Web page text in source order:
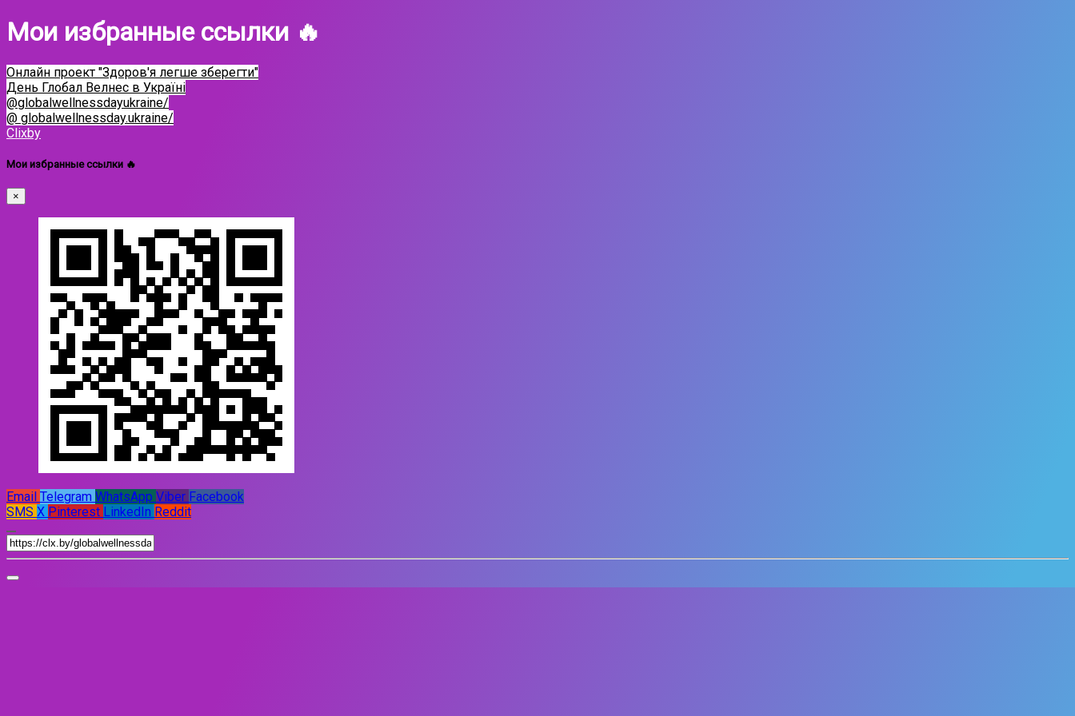
Мои избранные ссылки 🔥
Онлайн проект "Здоров'я легше зберегти"
День Глобал Велнес в Україні
@globalwellnessdayukraine/
@ globalwellnessday.ukraine/
Clixby
Мои избранные ссылки 🔥
×
Email Telegram WhatsApp Viber Facebook
SMS X Pinterest LinkedIn Reddit